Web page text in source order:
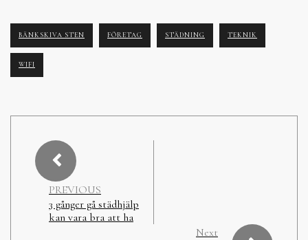
BÄNKSKIVA STEN FÖRETAG STÄDNING TEKNIK
WIFI
PREVIOUS
3 gånger gå städhjälp
kan vara bra att ha
Next